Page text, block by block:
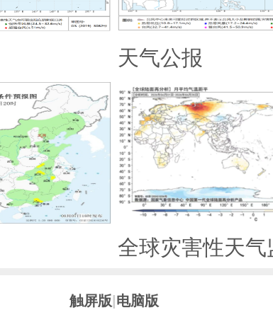
天气公报
全球灾害性天气
触屏版 电脑版